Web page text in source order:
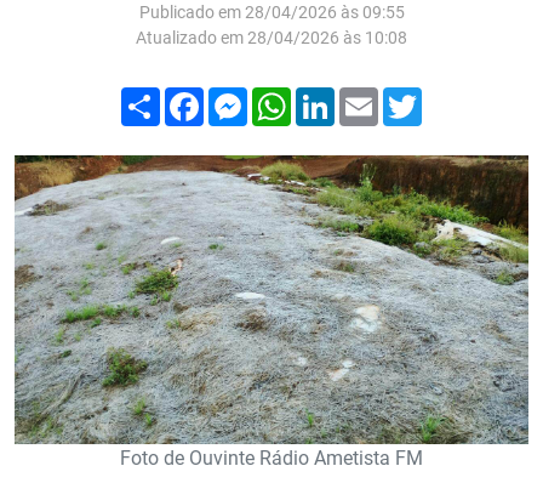
Publicado em 28/04/2026 às 09:55
Atualizado em 28/04/2026 às 10:08
Compartilhar
FacebookMessenger
WhatsApp
LinkedIn
Email
Foto de Ouvinte Rádio Ametista FM